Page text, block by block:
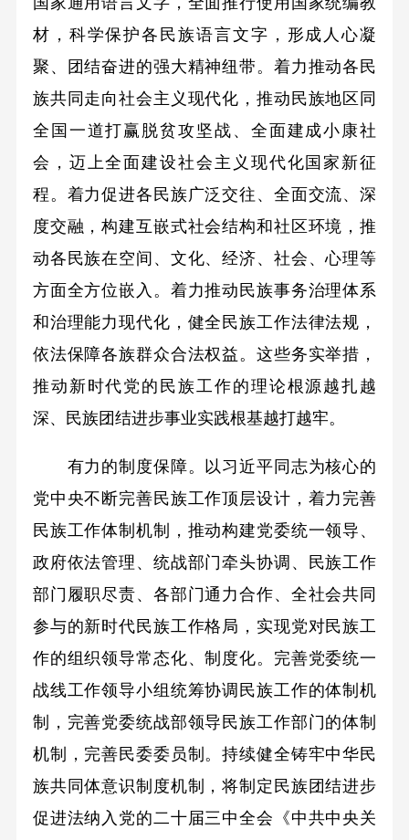
材，科学保护各民族语言文字，形成人心凝
聚、团结奋进的强大精神纽带。着力推动各民
族共同走向社会主义现代化，推动民族地区同
全国一道打赢脱贫攻坚战、全面建成小康社
会，迈上全面建设社会主义现代化国家新征
程。着力促进各民族广泛交往、全面交流、深
度交融，构建互嵌式社会结构和社区环境，推
动各民族在空间、文化、经济、社会、心理等
方面全方位嵌入。着力推动民族事务治理体系
和治理能力现代化，健全民族工作法律法规，
依法保障各族群众合法权益。这些务实举措，
推动新时代党的民族工作的理论根源越扎越
深、民族团结进步事业实践根基越打越牢。
有力的制度保障。以习近平同志为核心的
党中央不断完善民族工作顶层设计，着力完善
民族工作体制机制，推动构建党委统一领导、
政府依法管理、统战部门牵头协调、民族工作
部门履职尽责、各部门通力合作、全社会共同
参与的新时代民族工作格局，实现党对民族工
作的组织领导常态化、制度化。完善党委统一
战线工作领导小组统筹协调民族工作的体制机
制，完善党委统战部领导民族工作部门的体制
机制，完善民委委员制。持续健全铸牢中华民
族共同体意识制度机制，将制定民族团结进步
促进法纳入党的二十届三中全会《中共中央关